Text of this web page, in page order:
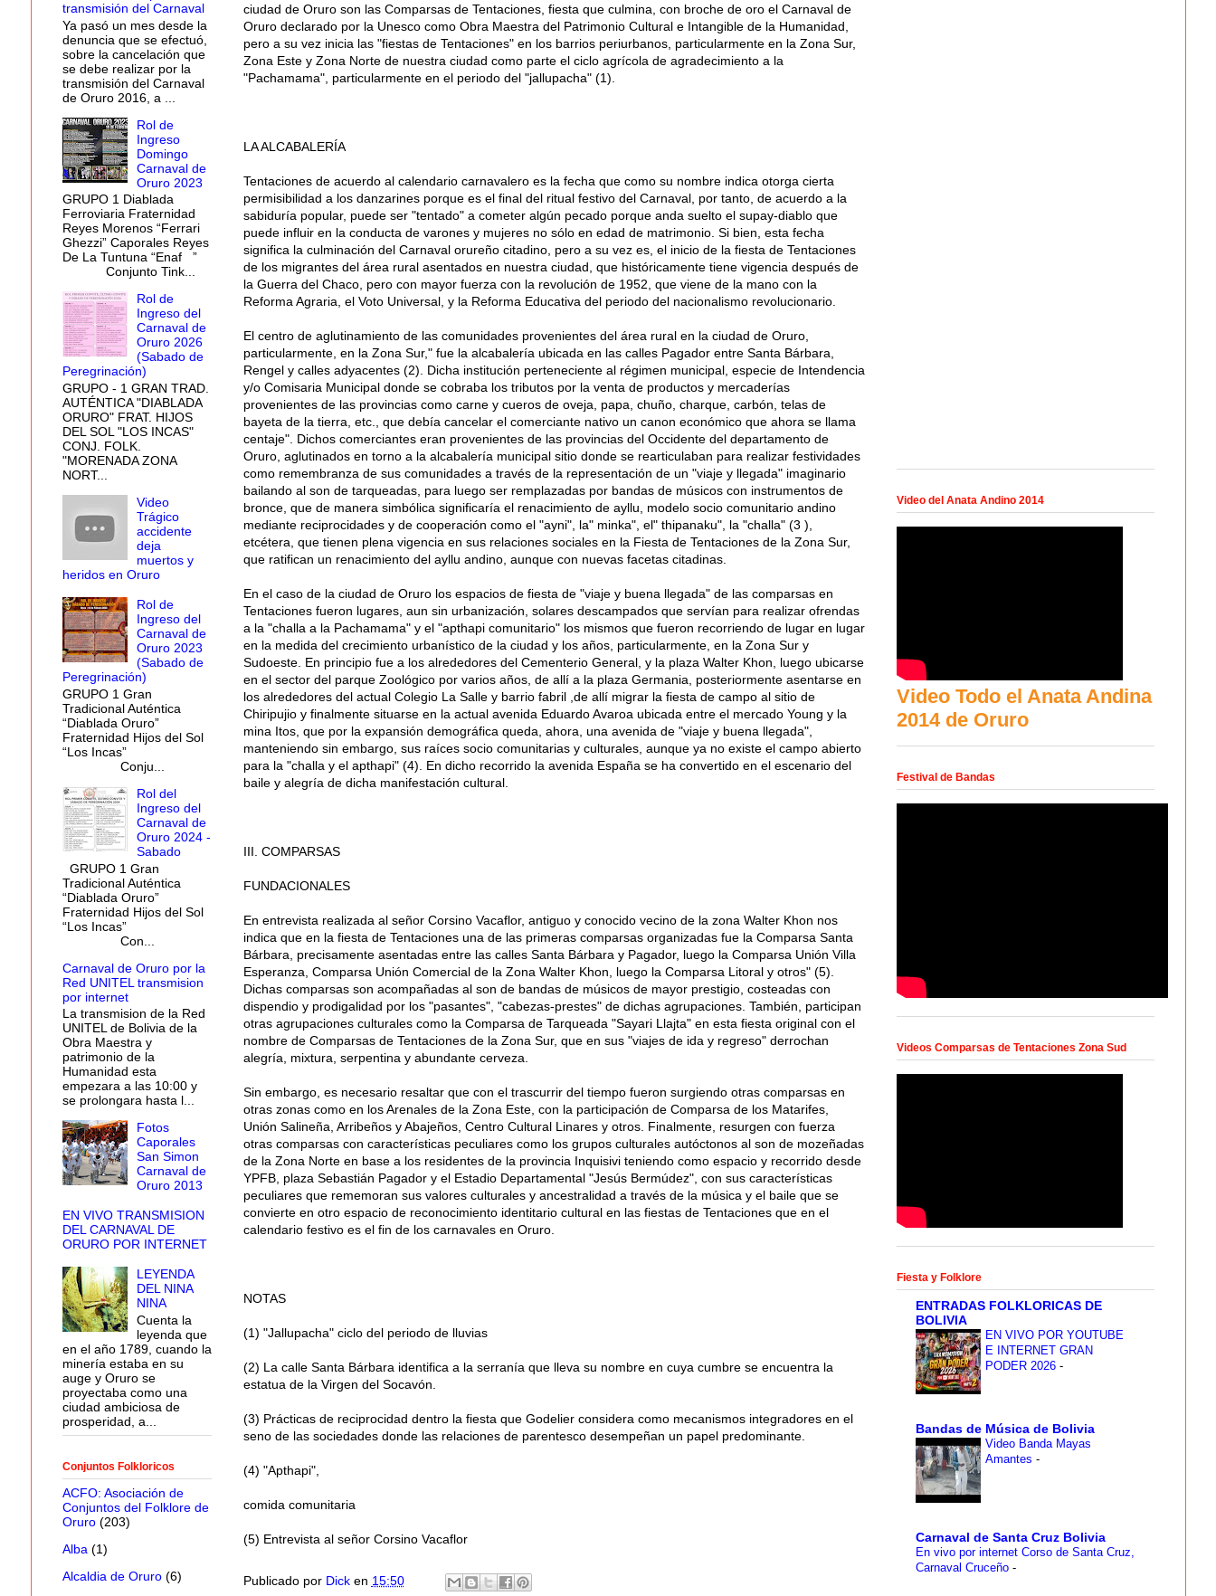
ciudad de Oruro son las Comparsas de Tentaciones, fiesta que culmina, con broche de oro el Carnaval de
Oruro declarado por la Unesco como Obra Maestra del Patrimonio Cultural e Intangible de la Humanidad,
pero a su vez inicia las "fiestas de Tentaciones" en los barrios periurbanos, particularmente en la Zona Sur,
Zona Este y Zona Norte de nuestra ciudad como parte el ciclo agrícola de agradecimiento a la
"Pachamama", particularmente en el periodo del "jallupacha" (1).
LA ALCABALERÍA
Tentaciones de acuerdo al calendario carnavalero es la fecha que como su nombre indica otorga cierta
permisibilidad a los danzarines porque es el final del ritual festivo del Carnaval, por tanto, de acuerdo a la
sabiduría popular, puede ser "tentado" a cometer algún pecado porque anda suelto el supay-diablo que
puede influir en la conducta de varones y mujeres no sólo en edad de matrimonio. Si bien, esta fecha
significa la culminación del Carnaval orureño citadino, pero a su vez es, el inicio de la fiesta de Tentaciones
de los migrantes del área rural asentados en nuestra ciudad, que históricamente tiene vigencia después de
la Guerra del Chaco, pero con mayor fuerza con la revolución de 1952, que viene de la mano con la
Reforma Agraria, el Voto Universal, y la Reforma Educativa del periodo del nacionalismo revolucionario.
El centro de aglutinamiento de las comunidades provenientes del área rural en la ciudad de Oruro,
particularmente, en la Zona Sur," fue la alcabalería ubicada en las calles Pagador entre Santa Bárbara,
Rengel y calles adyacentes (2). Dicha institución perteneciente al régimen municipal, especie de Intendencia
y/o Comisaria Municipal donde se cobraba los tributos por la venta de productos y mercaderías
provenientes de las provincias como carne y cueros de oveja, papa, chuño, charque, carbón, telas de
bayeta de la tierra, etc., que debía cancelar el comerciante nativo un canon económico que ahora se llama
centaje". Dichos comerciantes eran provenientes de las provincias del Occidente del departamento de
Oruro, aglutinados en torno a la alcabalería municipal sitio donde se rearticulaban para realizar festividades
como remembranza de sus comunidades a través de la representación de un "viaje y llegada" imaginario
bailando al son de tarqueadas, para luego ser remplazadas por bandas de músicos con instrumentos de
bronce, que de manera simbólica significaría el renacimiento de ayllu, modelo socio comunitario andino
mediante reciprocidades y de cooperación como el "ayni", la" minka", el" thipanaku", la "challa" (3 ),
etcétera, que tienen plena vigencia en sus relaciones sociales en la Fiesta de Tentaciones de la Zona Sur,
que ratifican un renacimiento del ayllu andino, aunque con nuevas facetas citadinas.
En el caso de la ciudad de Oruro los espacios de fiesta de "viaje y buena llegada" de las comparsas en
Tentaciones fueron lugares, aun sin urbanización, solares descampados que servían para realizar ofrendas
a la "challa a la Pachamama" y el "apthapi comunitario" los mismos que fueron recorriendo de lugar en lugar
en la medida del crecimiento urbanístico de la ciudad y los años, particularmente, en la Zona Sur y
Sudoeste. En principio fue a los alrededores del Cementerio General, y la plaza Walter Khon, luego ubicarse
en el sector del parque Zoológico por varios años, de allí a la plaza Germania, posteriormente asentarse en
los alrededores del actual Colegio La Salle y barrio fabril ,de allí migrar la fiesta de campo al sitio de
Chiripujio y finalmente situarse en la actual avenida Eduardo Avaroa ubicada entre el mercado Young y la
mina Itos, que por la expansión demográfica queda, ahora, una avenida de "viaje y buena llegada",
manteniendo sin embargo, sus raíces socio comunitarias y culturales, aunque ya no existe el campo abierto
para la "challa y el apthapi" (4). En dicho recorrido la avenida España se ha convertido en el escenario del
baile y alegría de dicha manifestación cultural.
III. COMPARSAS
FUNDACIONALES
En entrevista realizada al señor Corsino Vacaflor, antiguo y conocido vecino de la zona Walter Khon nos
indica que en la fiesta de Tentaciones una de las primeras comparsas organizadas fue la Comparsa Santa
Bárbara, precisamente asentadas entre las calles Santa Bárbara y Pagador, luego la Comparsa Unión Villa
Esperanza, Comparsa Unión Comercial de la Zona Walter Khon, luego la Comparsa Litoral y otros" (5).
Dichas comparsas son acompañadas al son de bandas de músicos de mayor prestigio, costeadas con
dispendio y prodigalidad por los "pasantes", "cabezas-prestes" de dichas agrupaciones. También, participan
otras agrupaciones culturales como la Comparsa de Tarqueada "Sayari Llajta" en esta fiesta original con el
nombre de Comparsas de Tentaciones de la Zona Sur, que en sus "viajes de ida y regreso" derrochan
alegría, mixtura, serpentina y abundante cerveza.
Sin embargo, es necesario resaltar que con el trascurrir del tiempo fueron surgiendo otras comparsas en
otras zonas como en los Arenales de la Zona Este, con la participación de Comparsa de los Matarifes,
Unión Salineña, Arribeños y Abajeños, Centro Cultural Linares y otros. Finalmente, resurgen con fuerza
otras comparsas con características peculiares como los grupos culturales autóctonos al son de mozeñadas
de la Zona Norte en base a los residentes de la provincia Inquisivi teniendo como espacio y recorrido desde
YPFB, plaza Sebastián Pagador y el Estadio Departamental "Jesús Bermúdez", con sus características
peculiares que rememoran sus valores culturales y ancestralidad a través de la música y el baile que se
convierte en otro espacio de reconocimiento identitario cultural en las fiestas de Tentaciones que en el
calendario festivo es el fin de los carnavales en Oruro.
NOTAS
(1) "Jallupacha" ciclo del periodo de lluvias
(2) La calle Santa Bárbara identifica a la serranía que lleva su nombre en cuya cumbre se encuentra la
estatua de la Virgen del Socavón.
(3) Prácticas de reciprocidad dentro la fiesta que Godelier considera como mecanismos integradores en el
seno de las sociedades donde las relaciones de parentesco desempeñan un papel predominante.
(4) "Apthapi",
comida comunitaria
(5) Entrevista al señor Corsino Vacaflor
Publicado por Dick en 15:50
transmisión del Carnaval
Ya pasó un mes desde la
denuncia que se efectuó,
sobre la cancelación que
se debe realizar por la
transmisión del Carnaval
de Oruro 2016, a ...
Rol de
Ingreso
Domingo
Carnaval de
Oruro 2023
GRUPO 1 Diablada
Ferroviaria Fraternidad
Reyes Morenos “Ferrari
Ghezzi” Caporales Reyes
De La Tuntuna “Enaf ”
Conjunto Tink...
Rol de
Ingreso del
Carnaval de
Oruro 2026
(Sabado de
Peregrinación)
GRUPO - 1 GRAN TRAD.
AUTÉNTICA "DIABLADA
ORURO" FRAT. HIJOS
DEL SOL "LOS INCAS"
CONJ. FOLK.
"MORENADA ZONA
NORT...
Video
Trágico
accidente
deja
muertos y
heridos en Oruro
Rol de
Ingreso del
Carnaval de
Oruro 2023
(Sabado de
Peregrinación)
GRUPO 1 Gran
Tradicional Auténtica
“Diablada Oruro”
Fraternidad Hijos del Sol
“Los Incas”
Conju...
Rol del
Ingreso del
Carnaval de
Oruro 2024 -
Sabado
GRUPO 1 Gran
Tradicional Auténtica
“Diablada Oruro”
Fraternidad Hijos del Sol
“Los Incas”
Con...
Carnaval de Oruro por la
Red UNITEL transmision
por internet
La transmision de la Red
UNITEL de Bolivia de la
Obra Maestra y
patrimonio de la
Humanidad esta
empezara a las 10:00 y
se prolongara hasta l...
Fotos
Caporales
San Simon
Carnaval de
Oruro 2013
EN VIVO TRANSMISION
DEL CARNAVAL DE
ORURO POR INTERNET
LEYENDA
DEL NINA
NINA
Cuenta la
leyenda que
en el año 1789, cuando la
minería estaba en su
auge y Oruro se
proyectaba como una
ciudad ambiciosa de
prosperidad, a...
Conjuntos Folkloricos
ACFO: Asociación de
Conjuntos del Folklore de
Oruro (203)
Alba (1)
Alcaldia de Oruro (6)
Video del Anata Andino 2014
Video Todo el Anata Andina
2014 de Oruro
Festival de Bandas
Videos Comparsas de Tentaciones Zona Sud
Fiesta y Folklore
ENTRADAS FOLKLORICAS DE
BOLIVIA
EN VIVO POR YOUTUBE
E INTERNET GRAN
PODER 2026 -
Bandas de Música de Bolivia
Video Banda Mayas
Amantes -
Carnaval de Santa Cruz Bolivia
En vivo por internet Corso de Santa Cruz,
Carnaval Cruceño -